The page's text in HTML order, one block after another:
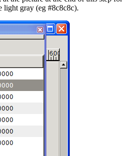
light gray (eg #8c8c8c).